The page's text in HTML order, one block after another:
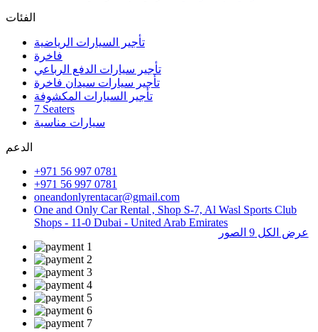
عرض الكل 9 الصور
الفئات
تأجير السيارات الرياضية
فاخرة
تأجير سيارات الدفع الرباعي
تأجير سيارات سيدان فاخرة
تأجير السيارات المكشوفة
7 Seaters
سيارات مناسبة
الدعم
+971 56 997 0781
+971 56 997 0781
oneandonlyrentacar@gmail.com
One and Only Car Rental , Shop S-7, Al Wasl Sports Club
Shops - 11-0 Dubai - United Arab Emirates